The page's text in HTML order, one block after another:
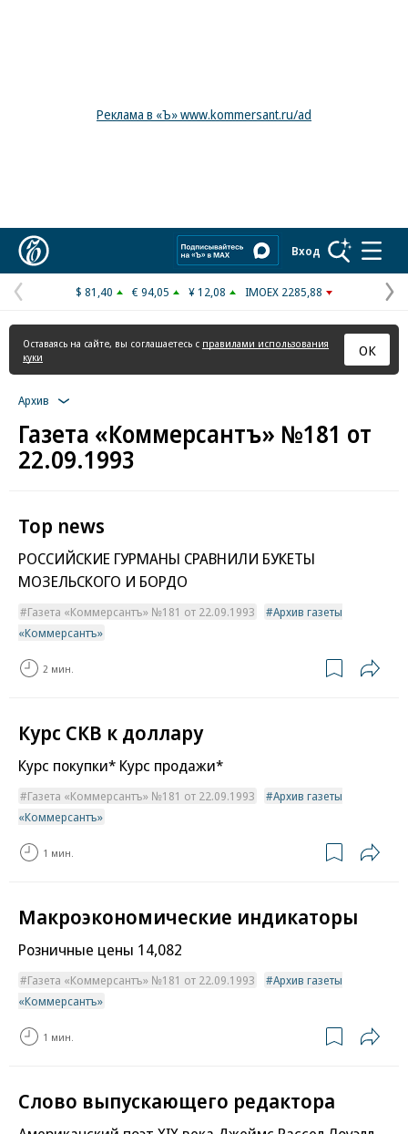
Реклама в «Ъ» www.kommersant.ru/ad
Вход
Предыдущая
страница
$ 81,40 € 94,05 ¥ 12,08 IMOEX 2285,88
Оставаясь на сайте, вы соглашаетесь с правилами использования
куки
ОК
Архив
Газета «Коммерсантъ» №181 от
22.09.1993
Top news
РОССИЙСКИЕ ГУРМАНЫ СРАВНИЛИ БУКЕТЫ
МОЗЕЛЬСКОГО И БОРДО
Газета «Коммерсантъ» №181 от 22.09.1993
Архив газеты
«Коммерсантъ»
2 мин.
Курс СКВ к доллару
Курс покупки* Курс продажи*
Газета «Коммерсантъ» №181 от 22.09.1993
Архив газеты
«Коммерсантъ»
1 мин.
Макроэкономические индикаторы
Розничные цены 14,082
Газета «Коммерсантъ» №181 от 22.09.1993
Архив газеты
«Коммерсантъ»
1 мин.
Слово выпускающего редактора